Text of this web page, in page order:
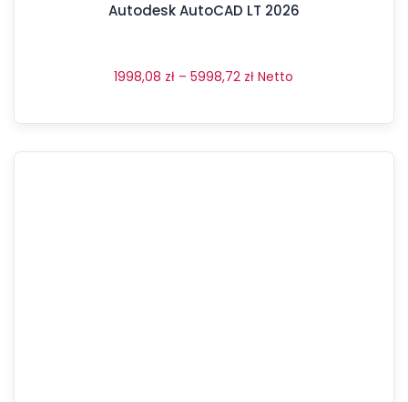
Autodesk AutoCAD LT 2026
1998,08 zł – 5998,72 zł Netto